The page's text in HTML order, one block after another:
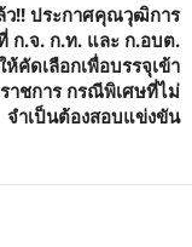
ว!! ประกาศคุณวุฒิ​การ
ก.จ.​ ก.ท.​ และ​ ก.อบต.​
คัดเลือกเพื่อบรรจุ​เข้า
าชการ กรณีพิเศษ​ที่ไม่
จำเป็นต้องสอบแข่งขัน